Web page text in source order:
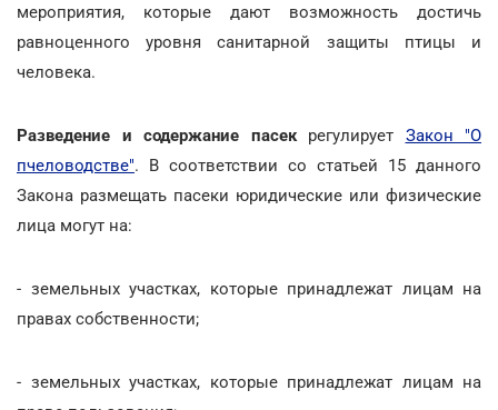
мероприятия, которые дают возможность достичь
равноценного уровня санитарной защиты птицы и
человека.
Разведение и содержание пасек регулирует Закон "О
пчеловодстве". В соответствии со статьей 15 данного
Закона размещать пасеки юридические или физические
лица могут на:
- земельных участках, которые принадлежат лицам на
правах собственности;
- земельных участках, которые принадлежат лицам на